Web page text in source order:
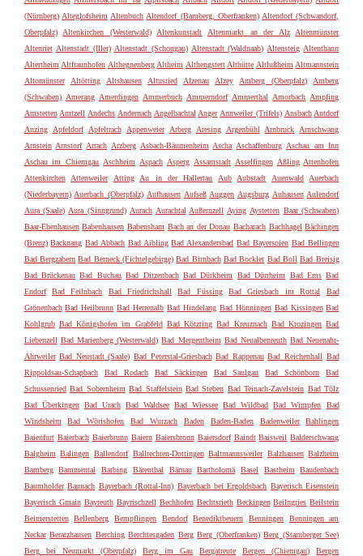
(Nürnberg) Alteglofsheim Altenbuch Altendorf (Bamberg, Oberfranken) Altendorf (Schwandorf,
Oberpfalz)
Altenkirchen (Westerwald) Altenkunstadt Altenmarkt an der Alz
Altenmünster
Altenriet Altenstadt (Iller) Altenstadt (Schongau) Altenstadt (Waldnaab) Altensteig Altenthann
Altertheim Altfraunhofen Althegnenberg Altheim Althengstett Althütte Altlußheim Altmannstein
Altomünster
Altötting Altshausen Altusried Alzenau Alzey Amberg (Oberpfalz)
Amberg
(Schwaben) Amerang Amerdingen Ammerbuch Ammerndorf Ammerthal Amorbach Ampfing
Amstetten Amtzell Andechs Andernach Angelbachtal Anger Annweiler (Trifels) Ansbach Antdorf
Anzing
Apfeldorf Apfeltrach Appenweier Arberg Aresing Argenbühl Arnbruck
Arnschwang
Arnstein Arnstorf Arrach Arzberg Asbach-Bäumenheim Ascha Aschaffenburg Aschau am Inn
Aschau im Chiemgau Aschheim Aspach Asperg Assamstadt Asselfingen Aßling Attenhofen
Attenkirchen
Attenweiler Atting Au in der Hallertau Aub Aubstadt Auenwald
Auerbach
(Niederbayern) Auerbach (Oberpfalz) Aufhausen Aufseß Auggen Augsburg Auhausen Aulendorf
Aura (Saale) Aura (Sinngrund) Aurach Aurachtal Außernzell Aying Aystetten Baar (Schwaben)
Baar-Ebenhausen Babenhausen Babensham Bach an der Donau Bacharach Bachhagel Bächingen
(Brenz) Backnang Bad Abbach Bad Aibling Bad Alexandersbad Bad Bayersoien Bad Bellingen
Bad Bergzabern Bad Berneck (Fichtelgebirge) Bad Birnbach Bad Bocklet Bad Boll Bad Breisig
Bad Brückenau Bad Buchau Bad Ditzenbach Bad Dürkheim Bad Dürrheim Bad Ems Bad
Endorf
Bad Feilnbach Bad Friedrichshall Bad Füssing Bad Griesbach im Rottal
Bad
Grönenbach Bad Heilbrunn Bad Herrenalb Bad Hindelang Bad Hönningen Bad Kissingen Bad
Kohlgrub Bad Königshofen im Grabfeld Bad Kötzting Bad Kreuznach Bad Krozingen Bad
Liebenzell Bad Marienberg (Westerwald) Bad Mergentheim Bad Neualbenreuth Bad Neuenahr-
Ahrweiler Bad Neustadt (Saale) Bad Peterstal-Griesbach Bad Rappenau Bad Reichenhall Bad
Rippoldsau-Schapbach
Bad Rodach Bad Säckingen Bad Saulgau Bad Schönborn
Bad
Schussenried Bad Sobernheim Bad Staffelstein Bad Steben Bad Teinach-Zavelstein Bad Tölz
Bad Überkingen Bad Urach Bad Waldsee Bad Wiessee Bad Wildbad Bad Wimpfen
Bad
Windsheim
Bad Wörishofen Bad Wurzach Baden Baden-Baden Badenweiler
Bahlingen
Baienfurt Baierbach Baierbrunn Baiern Baiersbronn Baiersdorf Baindt Baisweil Balderschwang
Balgheim Balingen Ballendorf Ballrechten-Dottingen Baltmannsweiler Balzhausen Balzheim
Bamberg
Bammental Barbing Bärenthal Bärnau Bartholomä Basel Bastheim
Baudenbach
Baumholder Baunach Bayerbach (Rottal-Inn) Bayerbach bei Ergoldsbach Bayerisch Eisenstein
Bayerisch Gmain Bayreuth Bayrischzell Bechhofen Bechtsrieth Beckingen Beilngries Beilstein
Beimerstetten
Bellenberg Bempflingen Bendorf Benediktbeuern Benningen
Benningen am
Neckar Beratzhausen Berching Berchtesgaden Berg Berg (Oberfranken) Berg (Starnberger See)
Berg bei Neumarkt (Oberpfalz)
Berg im Gau Bergatreute Bergen (Chiemgau)
Bergen